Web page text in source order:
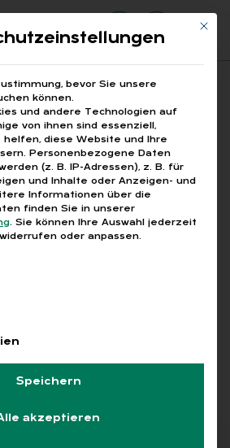
Suchen
ALTERSTEILZEIT
mit dem
„Block­mo­
Abo L+G +
Mit
bevor Sie unsere
können.
und andere Technologien auf
von ihnen sind essenziell,
helfen, diese Website und Ihre
Personenbezogene Daten
(z. B. IP-Adressen), z. B. für
und Inhalte oder Anzeigen- und
Informationen über die
finden Sie in unserer
. Sie können Ihre Auswahl jederzeit
widerrufen oder anpassen.
der Service-Gruppen, für
Speichern
akzeptieren